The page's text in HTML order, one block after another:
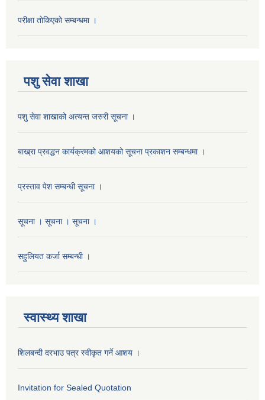
परीक्षा ताेकिएकाे सम्बन्धमा ।
पशु सेवा शाखा
पशु सेवा शाखाको अत्यन्त जरुरी सूचना ।
बाख्रा प्रवद्धन कार्यक्रमको आशयको सूचना प्रकाशन सम्बन्धमा ।
प्रस्ताव पेश सम्बन्धी सूचना ।
सूचना । सूचना । सूचना ।
सहुलियत कर्जा सम्बन्धी ।
स्वास्थ्य शाखा
शिलबन्दी दरभाउ पत्र स्वीकृत गर्ने आशय ।
Invitation for Sealed Quotation